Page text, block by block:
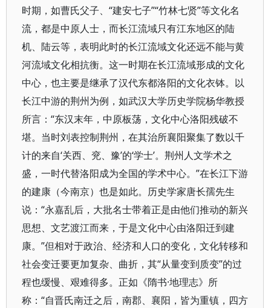
时期，如曹氏父子、“建安七子”“竹林七贤”等文化名
流，都是中原人士，而长江流域只有江东地区的陆
机、陆云等，表明此时的长江流域文化还远不能与黄
河流域文化相抗衡。这一时期在长江流域形成的文化
中心，也主要是继承了汉代东都洛阳的文化衣钵。以
长江中游的荆州为例，如武汉大学历史学院杨华教授
所言：“东汉末年，中原板荡，文化中心洛阳残破不
堪。当时刘表控制荆州，在其治所襄阳聚集了数以千
计的来自‘关西、兖、豫’的‘学士’。荆州人文学术之
盛，一时代替洛阳成为全国的学术中心。”在长江下游
的建康（今南京）也是如此。历史学家唐长孺先生
说：“永嘉乱后，大批名士带着正是由他们推动的新兴
思想、文艺渡江而来，于是文化中心由洛阳迁到建
康。”但相对于政治、经济和人口的变化，文化转移和
社会变迁要更加复杂、曲折，其“从量变到质变”的过
程也缓慢、艰难得多。正如《隋书·地理志》所
称：“自晋氏南迁之后，南郡、襄阳，皆为重镇，四方